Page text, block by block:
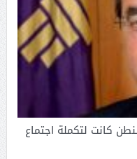
كانت لتكملة اجتماع